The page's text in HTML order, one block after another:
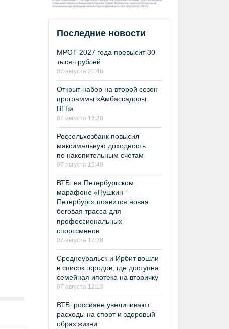
Последние новости
МРОТ 2027 года превысит 30
тысяч рублей
07 августа 20:46
Открыт набор на второй сезон
программы «Амбассадоры
ВТБ»
07 августа 16:30
Россельхозбанк повысил
максимальную доходность
по накопительным счетам
07 августа 15:40
ВТБ: на Петербургском
марафоне «Пушкин -
Петербург» появится новая
беговая трасса для
профессиональных
спортсменов
07 августа 12:28
Среднеуральск и Ирбит вошли
в список городов, где доступна
семейная ипотека на вторичку
07 августа 12:13
ВТБ: россияне увеличивают
расходы на спорт и здоровый
образ жизни